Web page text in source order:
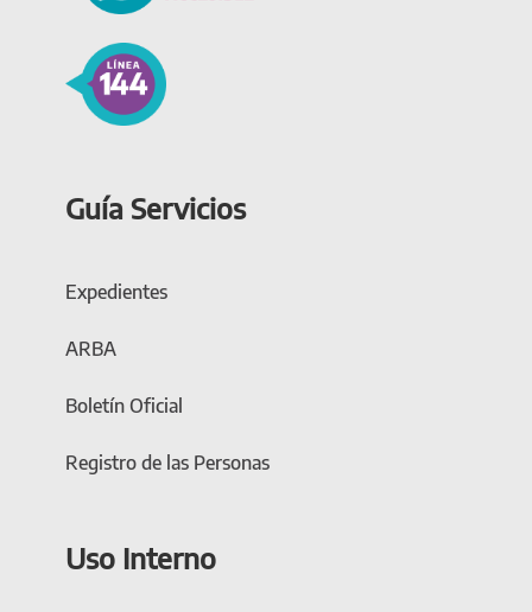
Guía Servicios
Expedientes
ARBA
Boletín Oficial
Registro de las Personas
Uso Interno